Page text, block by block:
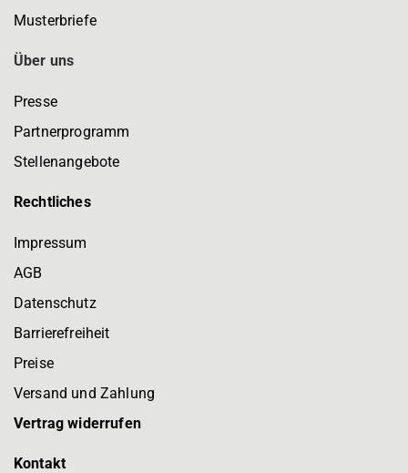
Musterbriefe
Über uns
Presse
Partnerprogramm
Stellenangebote
Rechtliches
Impressum
AGB
Datenschutz
Barrierefreiheit
Preise
Versand und Zahlung
Vertrag widerrufen
Kontakt